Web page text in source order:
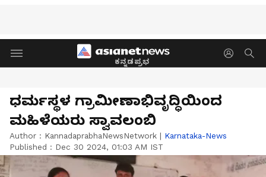
ಕನ್ನಡಪ್ರಭ
ಧರ್ಮಸ್ಥಳ ಗ್ರಾಮೀಣಾಭಿವೃದ್ಧಿಯಿಂದ
ಮಹಿಳೆಯರು ಸ್ವಾವಲಂಬಿ
Author : KannadaprabhaNewsNetwork | Karnataka-News
Published : Dec 30 2024, 01:03 AM IST